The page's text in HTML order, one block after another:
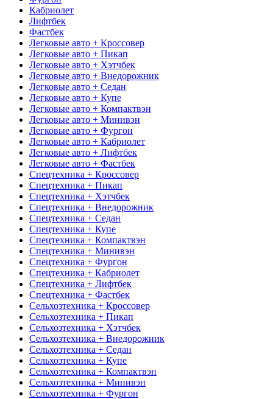
Кабриолет
Лифтбек
Фастбек
Легковые авто + Кроссовер
Легковые авто + Пикап
Легковые авто + Хэтчбек
Легковые авто + Внедорожник
Легковые авто + Седан
Легковые авто + Купе
Легковые авто + Компактвэн
Легковые авто + Минивэн
Легковые авто + Фургон
Легковые авто + Кабриолет
Легковые авто + Лифтбек
Легковые авто + Фастбек
Спецтехника + Кроссовер
Спецтехника + Пикап
Спецтехника + Хэтчбек
Спецтехника + Внедорожник
Спецтехника + Седан
Спецтехника + Купе
Спецтехника + Компактвэн
Спецтехника + Минивэн
Спецтехника + Фургон
Спецтехника + Кабриолет
Спецтехника + Лифтбек
Спецтехника + Фастбек
Сельхозтехника + Кроссовер
Сельхозтехника + Пикап
Сельхозтехника + Хэтчбек
Сельхозтехника + Внедорожник
Сельхозтехника + Седан
Сельхозтехника + Купе
Сельхозтехника + Компактвэн
Сельхозтехника + Минивэн
Сельхозтехника + Фургон